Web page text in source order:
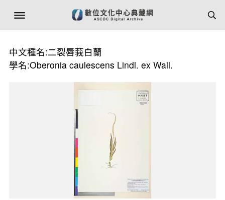
中文種名:二裂唇莪白蘭
學名:Oberonia caulescens Lindl. ex Wall.